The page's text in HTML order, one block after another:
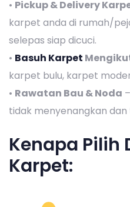
• Pickup & Delivery
karpet anda di rumah/
selepas siap dicuci.
• Basuh Karpet
karpet bulu, karpet
• Rawatan Bau & Noda
tidak menyenangkan
Kenapa Pilih
Karpet: